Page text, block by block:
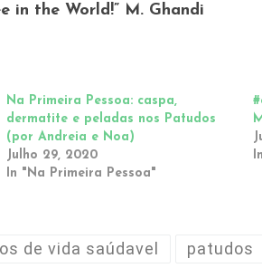
in the World!” M. Ghandi
Na Primeira Pessoa: caspa,
dermatite e peladas nos Patudos
(por Andreia e Noa)
Julho 29, 2020
In "Na Primeira Pessoa"
de vida saúdavel patudos